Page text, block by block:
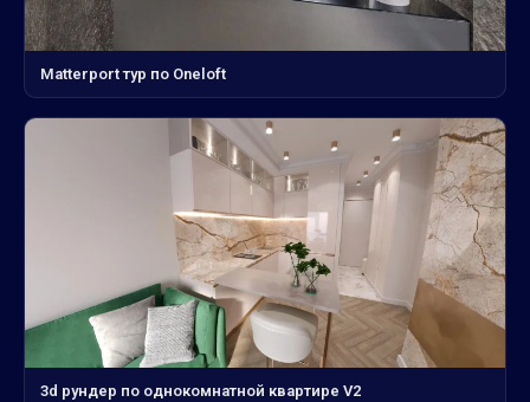
Matterport тур по Oneloft
3d рундер по однокомнатной квартире V2